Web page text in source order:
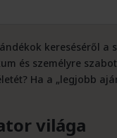
kereséséről
és személyre
Ha a „legjobb
világa